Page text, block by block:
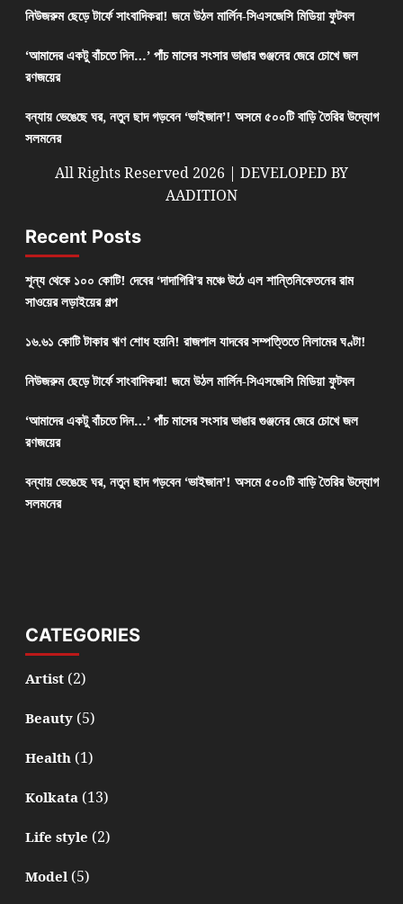
নিউজরুম ছেড়ে টার্ফে সাংবাদিকরা! জমে উঠল মার্লিন-সিএসজেসি মিডিয়া ফুটবল
‘আমাদের একটু বাঁচতে দিন…’ পাঁচ মাসের সংসার ভাঙার গুঞ্জনের জেরে চোখে জল
রণজয়ের
বন্যায় ভেঙেছে ঘর, নতুন ছাদ গড়বেন ‘ভাইজান’! অসমে ৫০০টি বাড়ি তৈরির উদ্যোগ
সলমনের
All Rights Reserved 2026 | DEVELOPED BY
AADITION
Recent Posts
শূন্য থেকে ১০০ কোটি! দেবের ‘দাদাগিরি’র মঞ্চে উঠে এল শান্তিনিকেতনের রাম
সাওয়ের লড়াইয়ের গল্প
১৬.৬১ কোটি টাকার ঋণ শোধ হয়নি! রাজপাল যাদবের সম্পত্তিতে নিলামের ঘণ্টা!
নিউজরুম ছেড়ে টার্ফে সাংবাদিকরা! জমে উঠল মার্লিন-সিএসজেসি মিডিয়া ফুটবল
‘আমাদের একটু বাঁচতে দিন…’ পাঁচ মাসের সংসার ভাঙার গুঞ্জনের জেরে চোখে জল
রণজয়ের
বন্যায় ভেঙেছে ঘর, নতুন ছাদ গড়বেন ‘ভাইজান’! অসমে ৫০০টি বাড়ি তৈরির উদ্যোগ
সলমনের
CATEGORIES
Artist(2)
Beauty(5)
Health(1)
Kolkata(13)
Life style (2)
Model(5)